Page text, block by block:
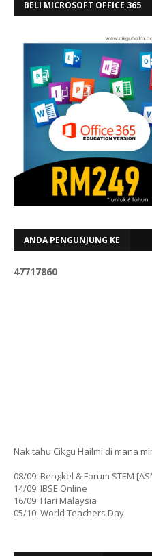
BELI MICROSOFT OFFICE 365
ANDA PENGUNJUNG KE
47717860
Nak tahu Cikgu Hailmi di mana
08/09: Bengkel & Forum STEM
14/09: IBSE Online
16/09: Hari Malaysia
05/10: World Teachers Day